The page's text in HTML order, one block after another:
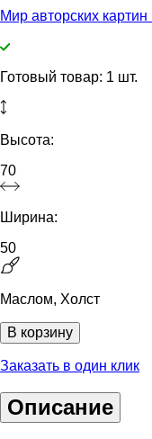
Мир авторских
Готовый товар: 1 шт.
Высота:
70
Ширина:
50
Маслом, Холст
В корзину
Заказать в один клик
Описание